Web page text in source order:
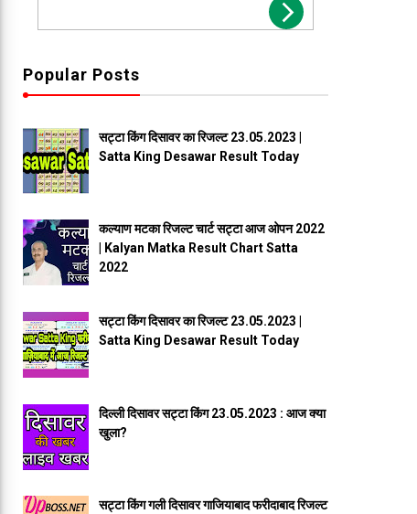
Popular Posts
सट्टा किंग दिसावर का रिजल्ट 23.05.2023 |
Satta King Desawar Result Today
कल्याण मटका रिजल्ट चार्ट सट्टा आज ओपन 2022
| Kalyan Matka Result Chart Satta
2022
सट्टा किंग दिसावर का रिजल्ट 23.05.2023 |
Satta King Desawar Result Today
दिल्ली दिसावर सट्टा किंग 23.05.2023 : आज क्या
खुला?
सट्टा किंग गली दिसावर गाजियाबाद फरीदाबाद रिजल्ट